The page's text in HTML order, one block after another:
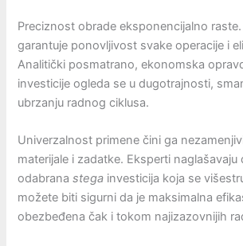
Preciznost obrade eksponencijalno
garantuje ponovljivost svake operacije i
Analitički posmatrano, ekonomska
investicije ogleda se u dugotrajnosti,
ubrzanju radnog ciklusa.
Univerzalnost primene čini ga
materijale i zadatke. Eksperti naglašavaju
odabranastega investicija koja se
možete biti sigurni da je maksimalna
obezbeđena čak i tokom najizazovnijih